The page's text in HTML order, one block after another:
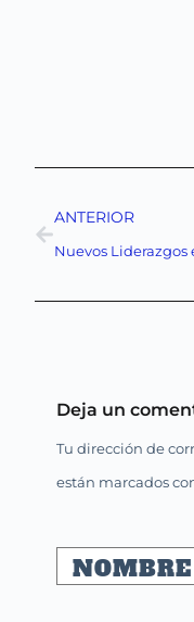
ANTERIOR
Deja un
Tu dirección de
están marcados
NOMBRE